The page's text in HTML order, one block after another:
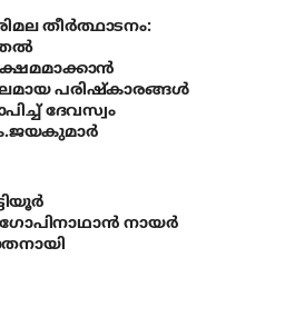
തീര്‍ത്ഥാടനം:
പരിഷ്‌കാരങ്ങള്‍
ദേവസ്വം
നായര്‍